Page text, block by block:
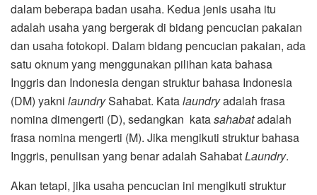
dalam beberapa badan usaha. Kedua jenis usaha itu
adalah usaha yang bergerak di bidang pencucian pakaian
dan usaha fotokopi. Dalam bidang pencucian pakaian, ada
satu oknum yang menggunakan pilihan kata bahasa
Inggris dan Indonesia dengan struktur bahasa Indonesia
(DM) yakni laundrySahabat. Katalaundryadalah frasa
nomina dimengerti (D), sedangkan katasahabatadalah
frasa nomina mengerti (M). Jika mengikuti struktur bahasa
Inggris, penulisan yang benar adalah SahabatLaundry.
Akan tetapi, jika usaha pencucian ini mengikuti struktur